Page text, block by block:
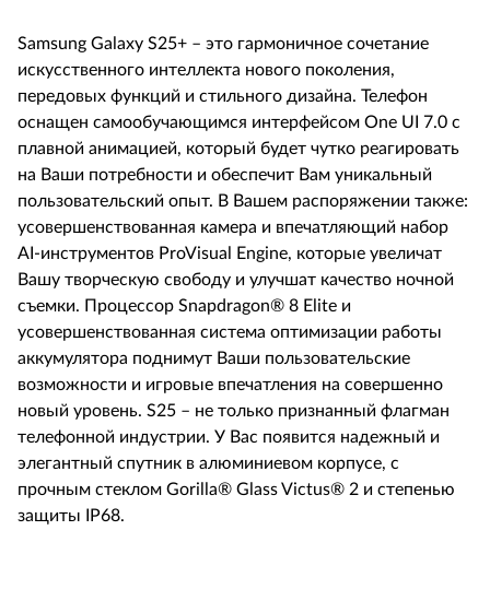
Samsung Galaxy S25+ – это гармоничное сочетание
искусственного интеллекта нового поколения,
передовых функций и стильного дизайна. Телефон
оснащен самообучающимся интерфейсом One UI 7.0 с
плавной анимацией, который будет чутко реагировать
на Ваши потребности и обеспечит Вам уникальный
пользовательский опыт. В Вашем распоряжении также:
усовершенствованная камера и впечатляющий набор
AI -инструментов ProVisual Engine, которые увеличат
Вашу творческую свободу и улучшат качество ночной
съемки. Процессор Snapdragon® 8 Elite и
усовершенствованная система оптимизации работы
аккумулятора поднимут Ваши пользовательские
возможности и игровые впечатления на совершенно
новый уровень. S25 – не только признанный флагман
телефонной индустрии. У Вас появится надежный и
элегантный спутник в алюминиевом корпусе, с
прочным стеклом Gorilla® Glass Victus® 2 и степенью
защиты I
P68.